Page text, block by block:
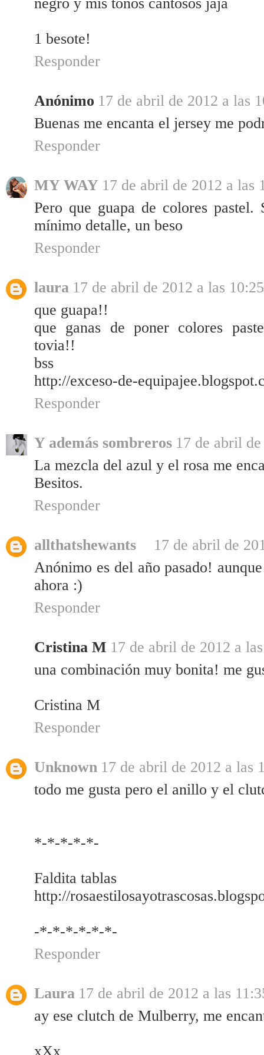
1 besote!
Responder
Anónimo 17 de abril de 2012 a las
Buenas me encanta el jersey me
Responder
MY WAY 17 de abril de 2012 a las
Pero que guapa de colores pastel.
mínimo detalle, un beso
Responder
laura 17 de abril de 2012 a las 10:25
que guapa!!
que ganas de poner colores
tovia!!
bss
http://exceso-de-
Responder
Y además sombreros 17 de abril
La mezcla del azul y el rosa me
Besitos.
Responder
allthatshewants
17 de abril de
Anónimo es del año pasado!
ahora :)
Responder
Cristina M 17 de abril de 2012 a
una combinación muy bonita! me
Cristina M
Responder
Unknown 17 de abril de 2012 a las
todo me gusta pero el anillo y el
*-*-*-*-*-
Faldita tablas
http://
-*-*-*-*-*-*-
Responder
Laura 17 de abril de 2012 a las
ay ese clutch de Mulberry, me
xXx